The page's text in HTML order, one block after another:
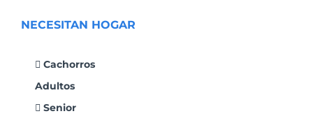
NECESITAN HOGAR
Cachorros
Adultos
Senior